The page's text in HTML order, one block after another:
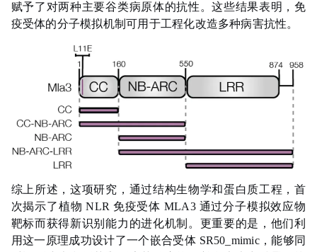
赋予了对两种主要谷类病原体的抗性。这些结果表明，免
疫受体的分子模拟机制可用于工程化改造多种病害抗性。
综上所述，这项研究，通过结构生物学和蛋白质工程，首
次揭示了植物 NLR 免疫受体 MLA3 通过分子模拟效应物
靶标而获得新识别能力的进化机制。更重要的是，他们利
用这一原理成功设计了一个嵌合受体 SR50_mimic，能够同